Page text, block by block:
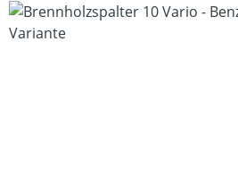
Bildergalerie überspringen